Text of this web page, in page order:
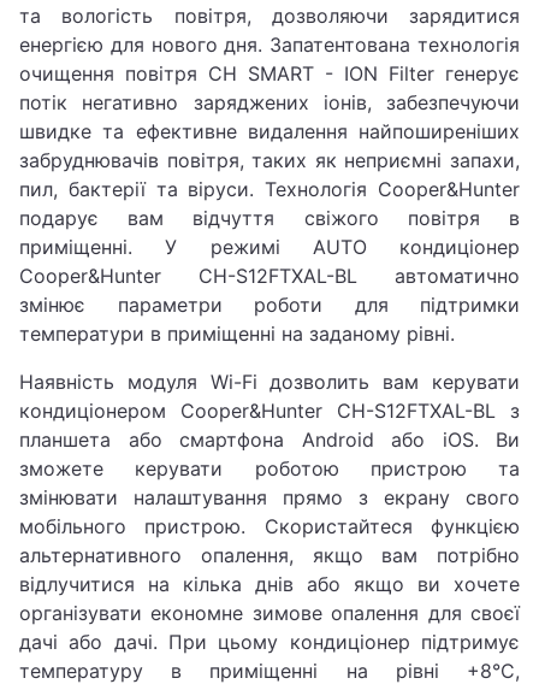
та вологість повітря, дозволяючи зарядитися
енергією для нового дня. Запатентована технологія
очищення повітря CH SMART - ION Filter генерує
потік негативно заряджених іонів, забезпечуючи
швидке та ефективне видалення найпоширеніших
забруднювачів повітря, таких як неприємні запахи,
пил, бактерії та віруси. Технологія Cooper&Hunter
подарує вам відчуття свіжого повітря в
приміщенні. У режимі AUTO кондиціонер
Cooper&Hunter CH-S12FTXAL-BL автоматично
змінює параметри роботи для підтримки
температури в приміщенні на заданому рівні.
Наявність модуля Wi-Fi дозволить вам керувати
кондиціонером Cooper&Hunter CH-S12FTXAL-BL з
планшета або смартфона Android або iOS. Ви
зможете керувати роботою пристрою та
змінювати налаштування прямо з екрану свого
мобільного пристрою. Скористайтеся функцією
альтернативного опалення, якщо вам потрібно
відлучитися на кілька днів або якщо ви хочете
організувати економне зимове опалення для своєї
дачі або дачі. При цьому кондиціонер підтримує
температуру в приміщенні на рівні +8°C,